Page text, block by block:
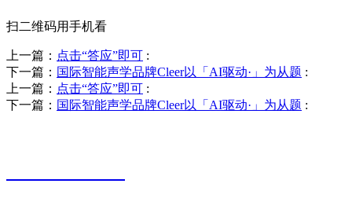
扫二维码用手机看
上一篇： 点击“答应”即可 :
下一篇： 国际智能声学品牌Cleer以「AI驱动·」为从题 :
上一篇： 点击“答应”即可 :
下一篇： 国际智能声学品牌Cleer以「AI驱动·」为从题 :